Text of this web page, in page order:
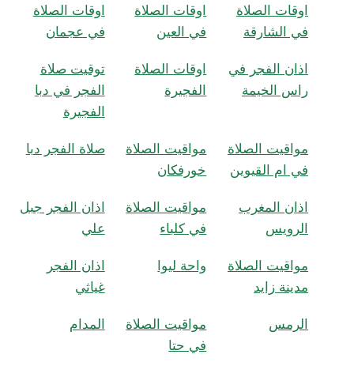
اوقات الصلاة
في الشارقة
اوقات الصلاة
في العين
اوقات الصلاة
في عجمان
اذان الفجر في
راس الخيمة
اوقات الصلاة
الفجيرة
توقيت صلاة
الفجر في دبا
الفجيرة
مواقيت الصلاة
في ام القيوين
مواقيت الصلاة
خورفكان
صلاة الفجر دبا
اذان المغرب
الرويس
مواقيت الصلاة
في كلباء
اذان الفجر جبل
علي
مواقيت الصلاة
مدينة زايد
واحة ليوا
اذان الفجر
غياثي
الرمس
مواقيت الصلاة
في حتا
المدام